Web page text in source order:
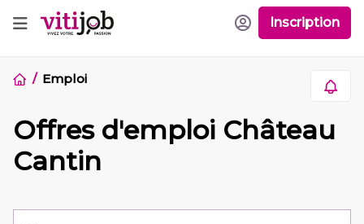
Inscription
Emploi
Offres d'emploi Château
Cantin